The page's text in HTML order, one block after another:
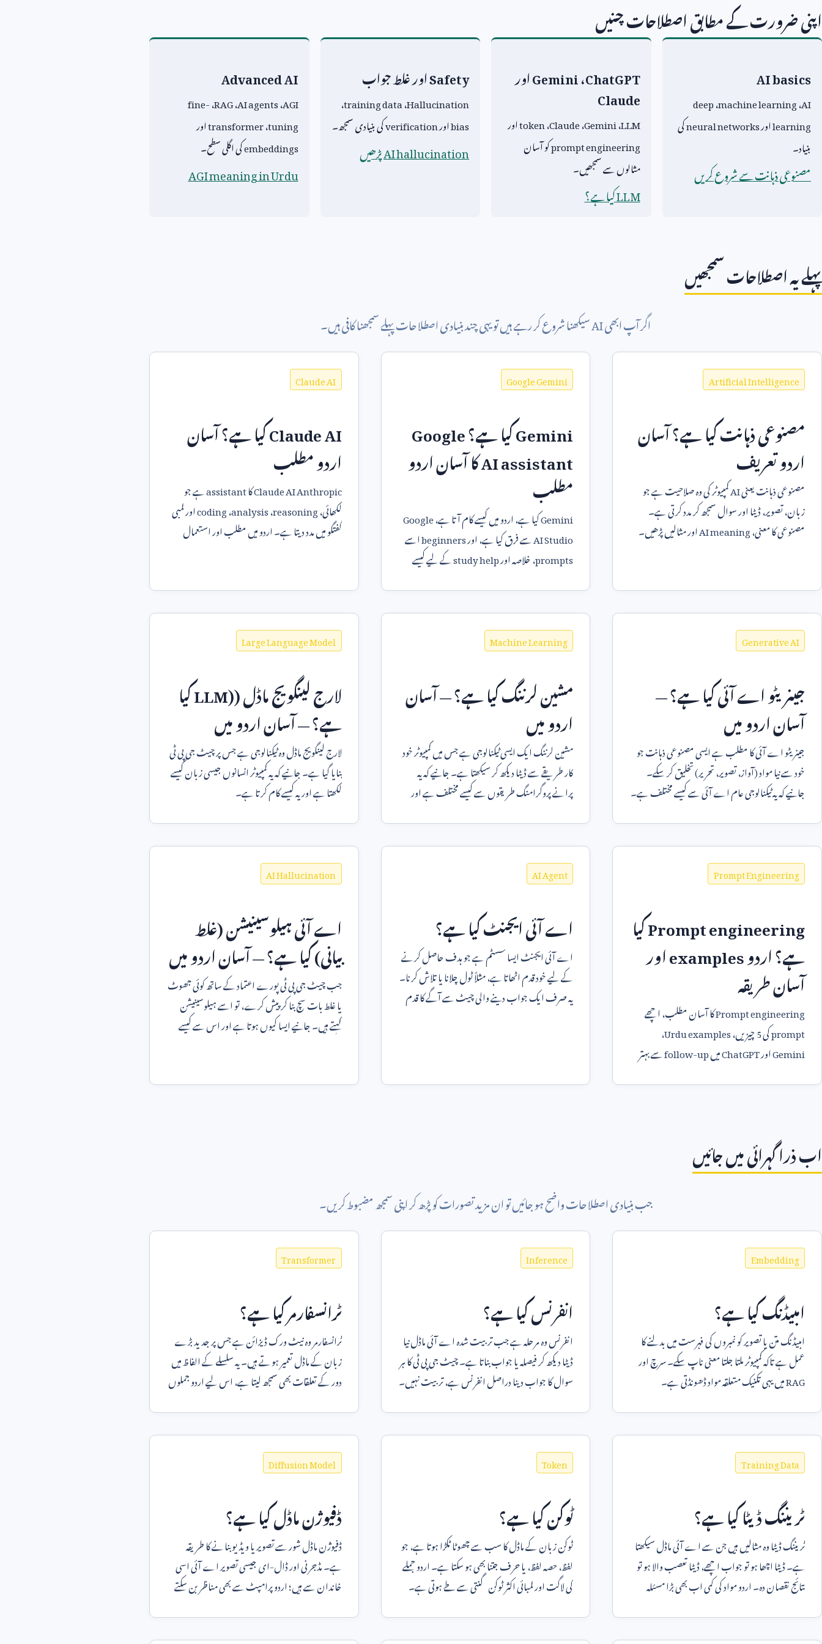
اپنی ضرورت کے مطابق اصطلاحات چنیں
AI basics
AI،machine learning،deep
learningاورneural networksکی
بنیاد۔
مصنوعی ذہانت سے شروع کریں
ChatGPT،Geminiاور
Claude
LLM،Gemini،Claude،tokenاور
prompt engineeringکو آسان
مثالوں سے سمجھیں۔
LLMکیا ہے؟
Safetyاور غلط جواب
Hallucination،training data،
biasاورverificationکی بنیادی سمجھ۔
AI hallucinationپڑھیں
Advanced AI
AGI،AI agents،RAG،fine-
tuning،transformerاور
embeddingsکی اگلی سطح۔
AGI meaning in Urdu
پہلے یہ اصطلاحات سمجھیں
اگر آپ ابھیAIسیکھنا شروع کر رہے ہیں تو یہی چند بنیادی اصطلاحات پہلے سمجھنا کافی ہیں۔
Artificial Intelligence
مصنوعی ذہانت کیا ہے؟ آسان
اردو تعریف
مصنوعی ذہانت یعنیAIکمپیوٹر کی وہ صلاحیت ہے جو
زبان، تصویر، ڈیٹا اور سوال سمجھ کر مدد کرتی ہے۔
مصنوعی کا معنی،AI meaningاور مثالیں پڑھیں۔
Google Gemini
Geminiکیا ہے؟Google
AI assistantکا آسان اردو
مطلب
Geminiکیا ہے، اردو میں کیسے کام آتا ہے،Google
AI Studioسے فرق کیا ہے، اورbeginnersاسے
prompts، خلاصہ اورstudy helpکے لیے کیسے
Claude AI
Claude AIکیا ہے؟ آسان
اردو مطلب
Claude AI Anthropicکاassistantہے جو
لکھائی،reasoning،analysis،codingاور لمبی
گفتگو میں مدد دیتا ہے۔ اردو میں مطلب اور استعمال
Generative AI
جینریٹو اے آئی کیا ہے؟ —
آسان اردو میں
جینریٹو اے آئی کا مطلب ہے ایسی مصنوعی ذہانت جو
خود سے نیا مواد (آواز، تصویر، تحریر) تخلیق کر سکے۔
جانیے کہ یہ ٹیکنالوجی عام اے آئی سے کیسے مختلف ہے۔
Machine Learning
مشین لرننگ کیا ہے؟ — آسان
اردو میں
مشین لرننگ ایک ایسی ٹیکنالوجی ہے جس میں کمپیوٹر خود
کار طریقے سے ڈیٹا دیکھ کر سیکھتا ہے۔ جانیے کہ یہ
پرانے پروگرامنگ طریقوں سے کیسے مختلف ہے اور
Large Language Model
لارج لینگویج ماڈل (LLM)کیا
ہے؟ — آسان اردو میں
لارج لینگویج ماڈل وہ ٹیکنالوجی ہے جس پر چیٹ جی پی ٹی
بنایا گیا ہے۔ جانیے کہ یہ کمپیوٹر انسانوں جیسی زبان کیسے
لکھتا ہے اور یہ کیسے کام کرتا ہے۔
Prompt Engineering
Prompt engineeringکیا
ہے؟ اردوexamplesاور
آسان طریقہ
Prompt engineeringکا آسان مطلب، اچھے
promptکی5چیزیں،Urdu examples،
GeminiاورChatGPTمیںfollow-upسے بہتر
AI Agent
اے آئی ایجنٹ کیا ہے؟
اے آئی ایجنٹ ایسا سسٹم ہے جو ہدف حاصل کرنے
کے لیے خود قدم اٹھاتا ہے، مثلاً ٹول چلانا یا تلاش کرنا۔
یہ صرف ایک جواب دینے والی چیٹ سے آگے کا قدم
AI Hallucination
اے آئی ہیلوسینیشن (غلط
بیانی) کیا ہے؟ — آسان اردو میں
جب چیٹ جی پی ٹی پورے اعتماد کے ساتھ کوئی جھوٹ
یا غلط بات سچ بنا کر پیش کرے، تو اسے ہیلوسینیشن
کہتے ہیں۔ جانیے ایسا کیوں ہوتا ہے اور اس سے کیسے
اب ذرا گہرائی میں جائیں
جب بنیادی اصطلاحات واضح ہو جائیں تو ان مزید تصورات کو پڑھ کر اپنی سمجھ مضبوط کریں۔
Embedding
امبیڈنگ کیا ہے؟
امبیڈنگ متن یا تصویر کو نمبروں کی فہرست میں بدلنے کا
عمل ہے تاکہ کمپیوٹر ملتا جلتا معنی ناپ سکے۔ سرچ اور
RAGمیں یہی تکنیک متعلقہ مواد ڈھونڈتی ہے۔
Inference
انفرنس کیا ہے؟
انفرنس وہ مرحلہ ہے جب تربیت شدہ اے آئی ماڈل نیا
ڈیٹا دیکھ کر فیصلہ یا جواب بناتا ہے۔ چیٹ جی پی ٹی کا ہر
سوال کا جواب دینا دراصل انفرنس ہے، تربیت نہیں۔
Transformer
ٹرانسفارمر کیا ہے؟
ٹرانسفارمر وہ نیٹ ورک ڈیزائن ہے جس پر جدید بڑے
زبان کے ماڈل تعمیر ہوتے ہیں۔ یہ سلسلے کے الفاظ میں
دور کے تعلقات بھی سمجھ لیتا ہے، اس لیے اردو جملوں
Training Data
ٹریننگ ڈیٹا کیا ہے؟
ٹریننگ ڈیٹا وہ مثالیں ہیں جن سے اے آئی ماڈل سیکھتا
ہے۔ ڈیٹا اچھا ہو تو جواب اچھے، ڈیٹا تعصب والا ہو تو
نتائج نقصان دہ۔ اردو مواد کی کمی اب بھی بڑا مسئلہ
Token
ٹوکن کیا ہے؟
ٹوکن زبان کے ماڈل کا سب سے چھوٹا ٹکڑا ہوتا ہے، جو
لفظ، حصہ لفظ، یا حرف جتنا بھی ہو سکتا ہے۔ اردو جملے
کی لاگت اور لمبائی اکثر ٹوکن گنتی سے طے ہوتی ہے۔
Diffusion Model
ڈفیوژن ماڈل کیا ہے؟
ڈفیوژن ماڈل شور سے تصویر یا ویڈیو بنانے کا طریقہ
ہے۔ مڈجرنی اور ڈال-ای جیسی تصویر اے آئی اسی
خاندان سے ہیں؛ اردو پرامپٹ سے بھی مناظر بن سکتے